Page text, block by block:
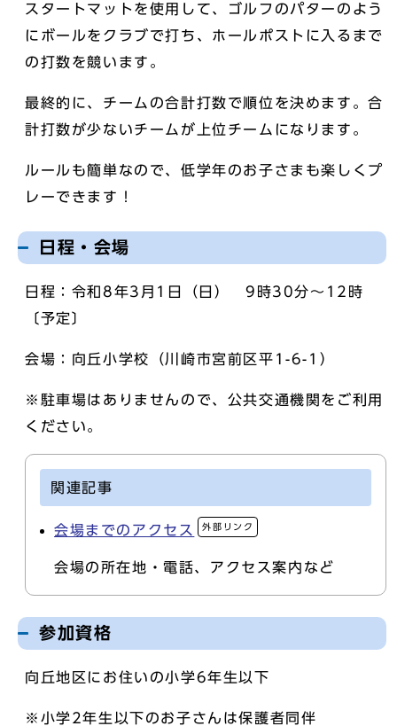
スタートマットを使用して、ゴルフのパターのよう
にボールをクラブで打ち、ホールポストに入るまで
の打数を競います。
最終的に、チームの合計打数で順位を決めます。合
計打数が少ないチームが上位チームになります。
ルールも簡単なので、低学年のお子さまも楽しくプ
レーできます！
日程・会場
日程：令和8年3月1日（日） 9時30分～12時
〔予定〕
会場：向丘小学校（川崎市宮前区平1-6-1）
※駐車場はありませんので、公共交通機関をご利用
ください。
関連記事
会場までのアクセス 外部リンク
会場の所在地・電話、アクセス案内など
参加資格
向丘地区にお住いの小学6年生以下
※小学2年生以下のお子さんは保護者同伴